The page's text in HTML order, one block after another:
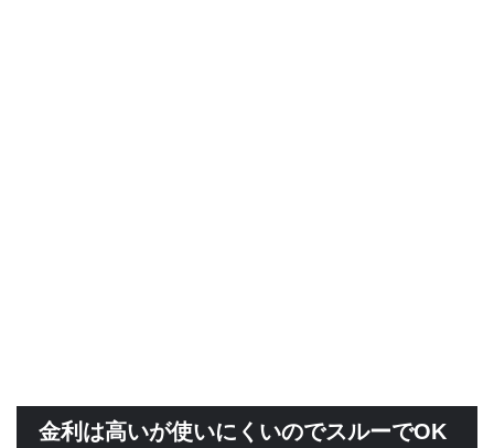
金利は高いが使いにくいのでスルーでOK